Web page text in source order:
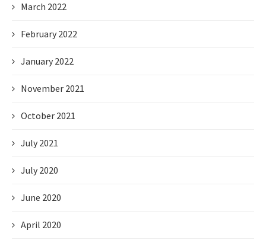
March 2022
February 2022
January 2022
November 2021
October 2021
July 2021
July 2020
June 2020
April 2020